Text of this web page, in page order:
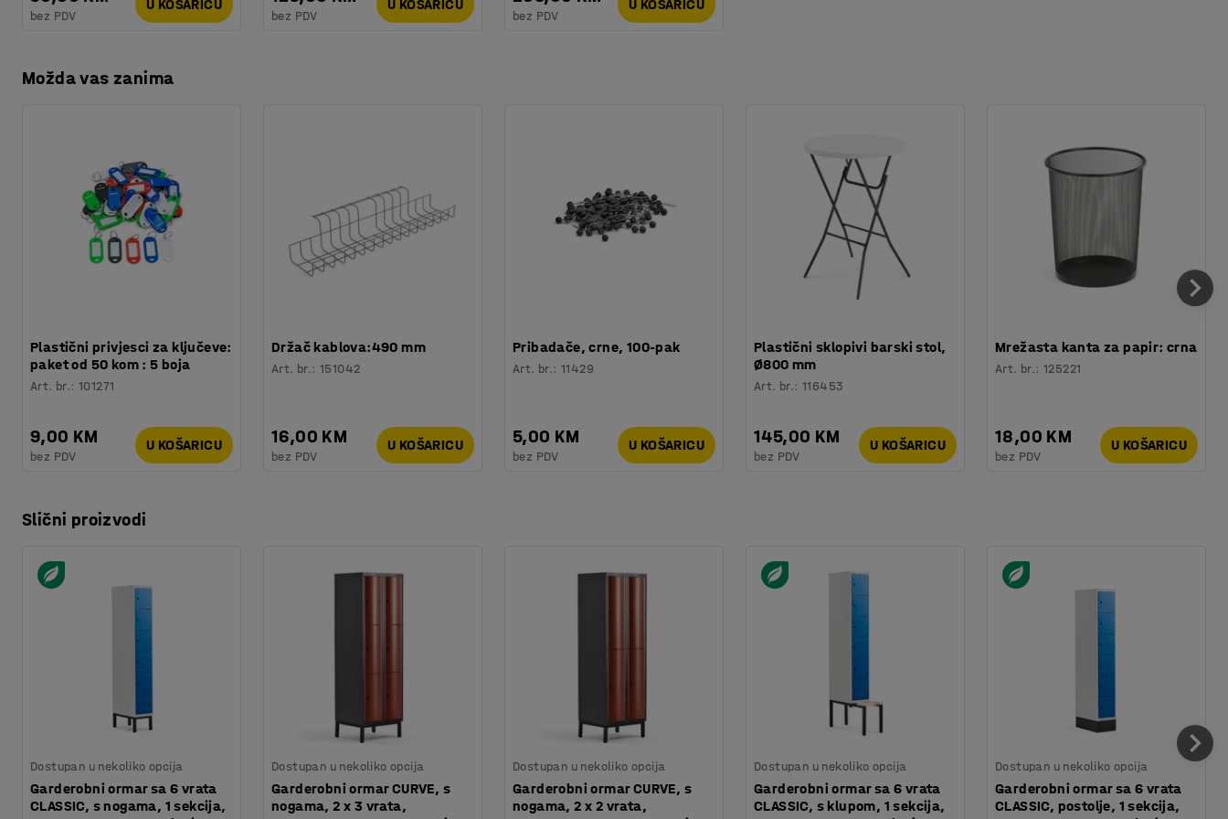
bez PDV
U KOŠARICU
bez PDV
U KOŠARICU
bez PDV
U KOŠARICU
Možda vas zanima
Plastični privjesci za ključeve:
paket od 50 kom : 5 boja
Art. br.:101271
9,00 KM
bez PDV
U KOŠARICU
Držač kablova:490 mm
Art. br.:151042
16,00 KM
bez PDV
U KOŠARICU
Pribadače, crne, 100-pak
Art. br.:11429
5,00 KM
bez PDV
U KOŠARICU
Plastični sklopivi barski stol,
Ø800 mm
Art. br.:116453
145,00 KM
bez PDV
U KOŠARICU
Mrežasta kanta za papir: crna
Art. br.:125221
18,00 KM
bez PDV
U KOŠARICU
Slični proizvodi
Dostupan u nekoliko opcija
Garderobni ormar sa 6 vrata
CLASSIC, s nogama, 1 sekcija,
Dostupan u nekoliko opcija
Garderobni ormar CURVE, s
nogama, 2 x 3 vrata,
Dostupan u nekoliko opcija
Garderobni ormar CURVE, s
nogama, 2 x 2 vrata,
Dostupan u nekoliko opcija
Garderobni ormar sa 6 vrata
CLASSIC, s klupom, 1 sekcija,
Dostupan u nekoliko opcija
Garderobni ormar sa 6 vrata
CLASSIC, postolje, 1 sekcija,